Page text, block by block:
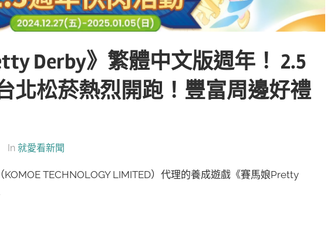
Derby》繁體中文版週年！ 2.5
北松菸熱烈開跑！豐富周邊好禮
In 就愛看新聞
TECHNOLOGY LIMITED）代理的養成遊戲《賽馬娘Pretty